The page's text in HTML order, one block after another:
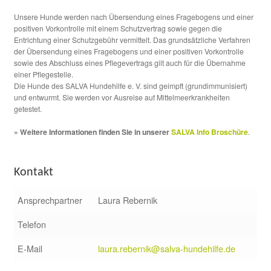
Unsere Hunde werden nach Übersendung eines Fragebogens und einer
positiven Vorkontrolle mit einem Schutzvertrag sowie gegen die
Entrichtung einer Schutzgebühr vermittelt. Das grundsätzliche Verfahren
der Übersendung eines Fragebogens und einer positiven Vorkontrolle
sowie des Abschluss eines Pflegevertrags gilt auch für die Übernahme
einer Pflegestelle.
Die Hunde des SALVA Hundehilfe e. V. sind geimpft (grundimmunisiert)
und entwurmt. Sie werden vor Ausreise auf Mittelmeerkrankheiten
getestet.
» Weitere Informationen finden Sie in unsererSALVA Info Broschüre.
Kontakt
Ansprechpartner
Laura Rebernik
Telefon
E-Mail
laura.rebernik@salva-hundehilfe.de